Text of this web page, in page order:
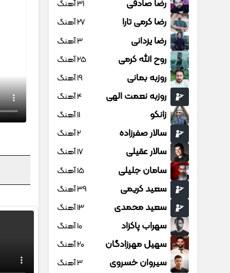
رضا صادقی 31 آهنگ
رضا کرمی تارا 27 آهنگ
رضا یزدانی 3 آهنگ
روح الله کرمی 25 آهنگ
روزبه بمانی 19 آهنگ
روزبه نعمت الهی 4 آهنگ
زانکو 11 آهنگ
سالار صفرزاده 2 آهنگ
سالار عقیلی 17 آهنگ
سامان جلیلی 15 آهنگ
سعید کریمی 39 آهنگ
سعید محمدی 13 آهنگ
سهراب پاکزاد 10 آهنگ
سهیل مهرزادگان 20 آهنگ
سیروان خسروی 3 آهنگ